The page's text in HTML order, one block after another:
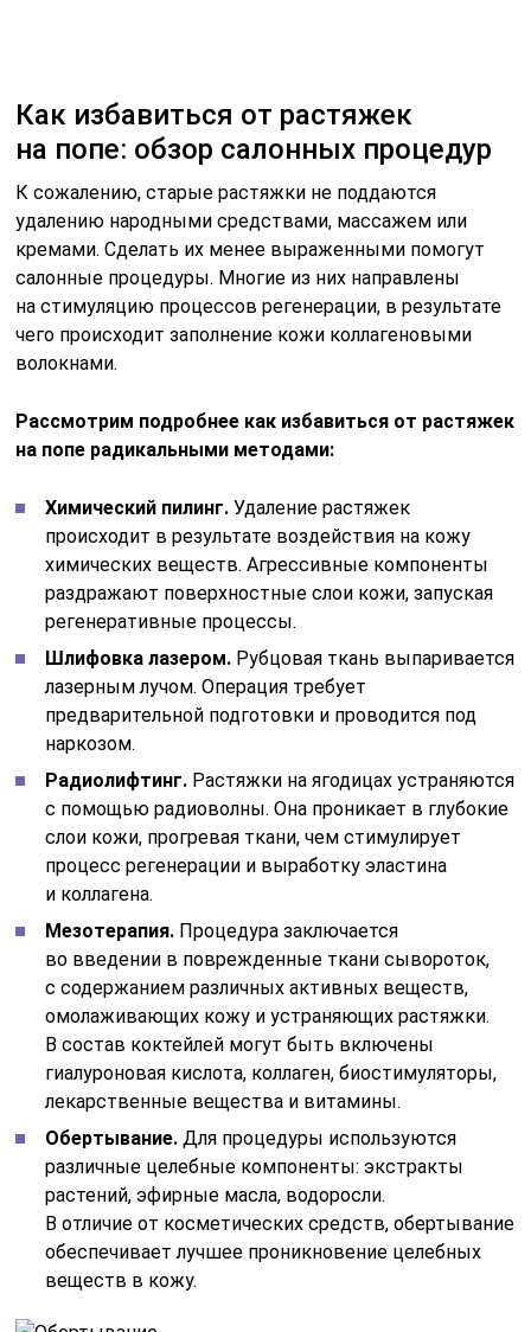
Химический пилинг.Удаление растяжек
происходит в результате воздействия на кожу
химических веществ. Агрессивные компоненты
раздражают поверхностные слои кожи, запуская
регенеративные процессы.
Шлифовка лазером.Рубцовая ткань выпаривается
лазерным лучом. Операция требует
предварительной подготовки и проводится под
наркозом.
с помощью радиоволны. Она проникает в глубокие
слои кожи, прогревая ткани, чем стимулирует
и коллагена.
Мезотерапия.Процедура заключается
во введении в поврежденные ткани сывороток,
с содержанием различных активных веществ,
омолаживающих кожу и устраняющих растяжки.
В состав коктейлей могут быть включены
гиалуроновая кислота, коллаген, биостимуляторы,
лекарственные вещества и витамины.
Обертывание.
различные целебные компоненты: экстракты
растений, эфирные масла, водоросли.
В отличие от косметических средств, обертывание
обеспечивает лучшее проникновение целебных
веществ в кожу.
Метод избавления от растяжек лучше обсудить
с косметологом. Каждая из процедур имеет плюсы
и минусы, поэтому перед принятием решения
о способе борьбы с растяжками нужно внимательно
ознакомиться с ними.
Читайте также:
Глюкозотолерантный
тест при